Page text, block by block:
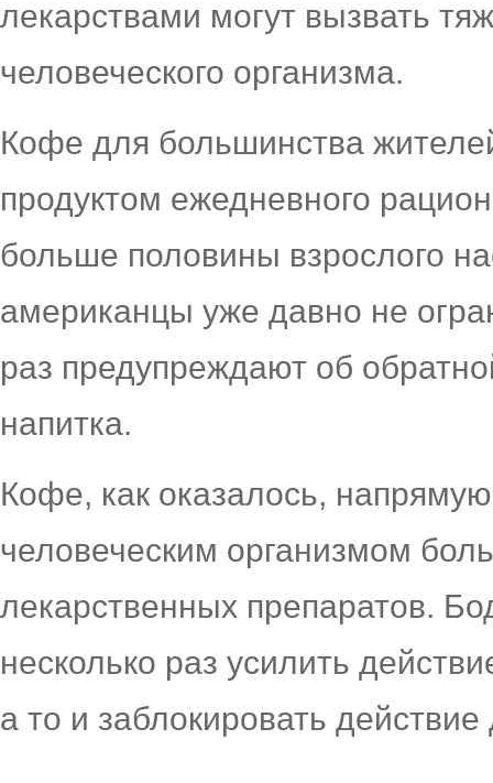
лекарствами могут вызвать
человеческого организма.
Кофе для большинства
продуктом ежедневного
больше половины взрослого
американцы уже давно не
раз предупреждают об
напитка.
Кофе, как оказалось,
человеческим организмом
лекарственных препаратов.
несколько раз усилить
а то и заблокировать действие